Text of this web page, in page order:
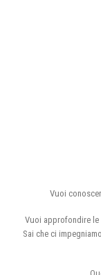
Vuoi
Vuoi approfondire
Sai che ci